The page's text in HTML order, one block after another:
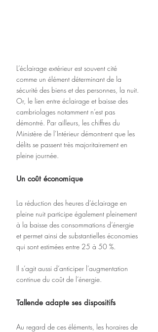
L’éclairage extérieur est souvent cité
comme un élément déterminant de la
sécurité des biens et des personnes, la nuit.
Or, le lien entre éclairage et baisse des
cambriolages notamment n’est pas
démontré. Par ailleurs, les chiffres du
Ministère de l’Intérieur démontrent que les
délits se passent très majoritairement en
pleine journée.
Un coût économique
La réduction des heures d’éclairage en
pleine nuit participe également pleinement
à la baisse des consommations d’énergie
et permet ainsi de substantielles économies
qui sont estimées entre 25 à 50 %.
Il s’agit aussi d’anticiper l’augmentation
continue du coût de l’énergie.
Tallende adapte ses dispositifs
Au regard de ces éléments, les horaires de